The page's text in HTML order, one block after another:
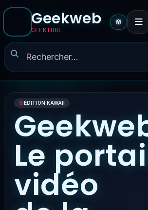
Geekweb
GEEKTUBE
🌸
🌸ÉDITION KAWAII
Le
vidéo